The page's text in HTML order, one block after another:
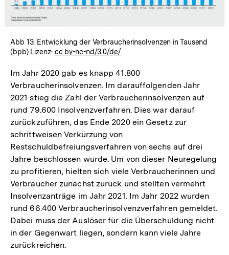
Abb 13: Entwicklung der Verbraucherinsolvenzen in Tausend
(bpb) Lizenz: cc by-nc-nd/3.0/de/
Im Jahr 2020 gab es knapp 41.800
Verbraucherinsolvenzen. Im darauffolgenden Jahr
2021 stieg die Zahl der Verbraucherinsolvenzen auf
rund 79.600 Insolvenzverfahren. Dies war darauf
zurückzuführen, das Ende 2020 ein Gesetz zur
schrittweisen Verkürzung von
Restschuldbefreiungsverfahren von sechs auf drei
Jahre beschlossen wurde. Um von dieser Neuregelung
zu profitieren, hielten sich viele Verbraucherinnen und
Verbraucher zunächst zurück und stellten vermehrt
Insolvenzanträge im Jahr 2021. Im Jahr 2022 wurden
rund 66.400 Verbraucherinsolvenzverfahren gemeldet.
Dabei muss der Auslöser für die Überschuldung nicht
in der Gegenwart liegen, sondern kann viele Jahre
zurückreichen.